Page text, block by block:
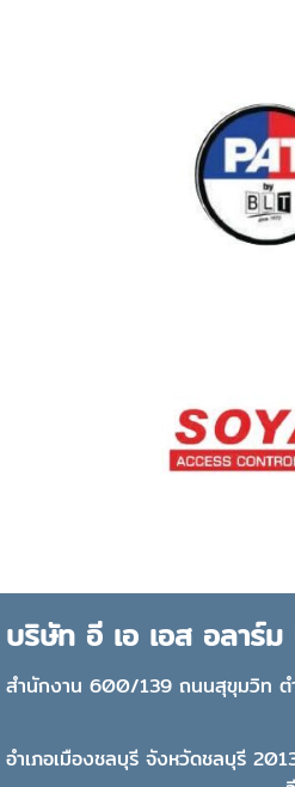
บริษัท อี เอ เอส อลาร์ม
สำนักงาน 600/139 ถนน
โทร : 02-
อำเภอเมืองชลบุรี จัง